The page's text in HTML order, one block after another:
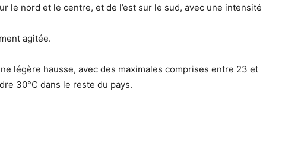
le nord et le centre, et de l’est sur le sud, avec une intensité
agitée.
légère hausse, avec des maximales comprises entre 23 et
30°C dans le reste du pays.